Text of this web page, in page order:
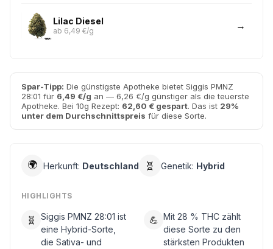
Lilac Diesel
ab 6,49 €/g
Spar-Tipp: Die günstigste Apotheke bietet Siggis PMNZ
28:01 für 6,49 €/g an — 6,26 €/g günstiger als die teuerste
Apotheke. Bei 10g Rezept: 62,60 € gespart. Das ist 29%
unter dem Durchschnittspreis für diese Sorte.
🌍 Herkunft: Deutschland 🧬 Genetik: Hybrid
HIGHLIGHTS
🧬
Siggis PMNZ 28:01 ist
eine Hybrid-Sorte,
die Sativa- und
💪 Mit 28 % THC zählt
diese Sorte zu den
stärksten Produkten